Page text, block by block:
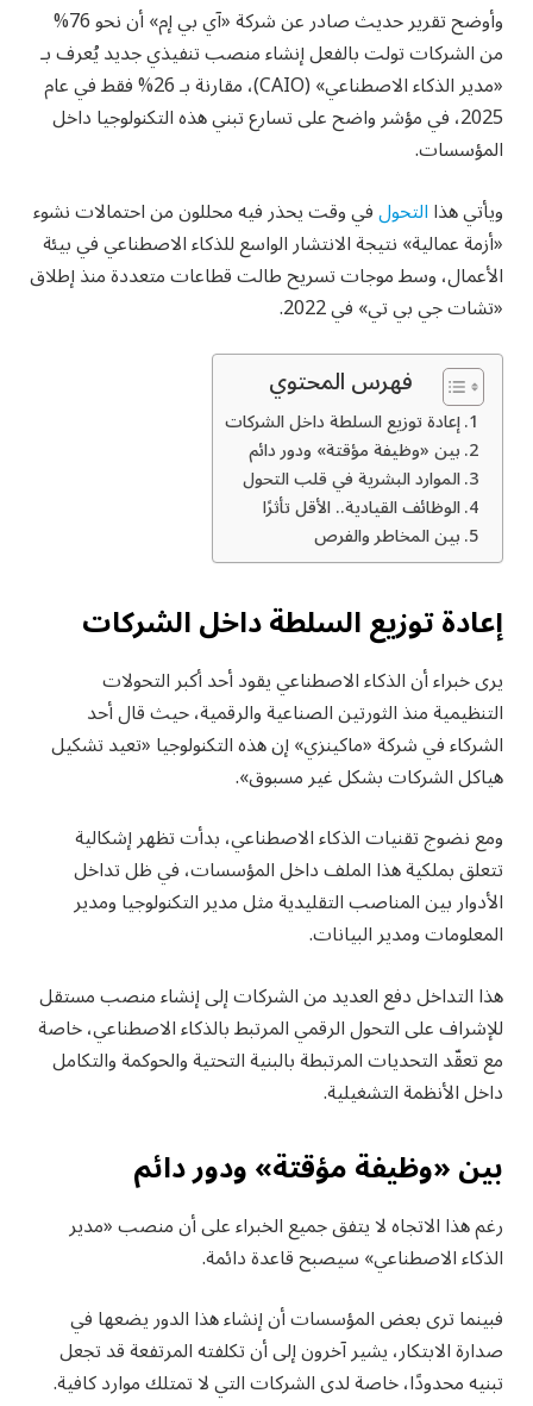
وأوضح تقرير حديث صادر عن شركة «آي بي إم» أن نحو 76%
من الشركات تولت بالفعل إنشاء منصب تنفيذي جديد يُعرف بـ
«مدير الذكاء الاصطناعي» (CAIO)، مقارنة بـ 26% فقط في عام
2025، في مؤشر واضح على تسارع تبني هذه التكنولوجيا داخل
المؤسسات.
ويأتي هذاالتحولفي وقت يحذر فيه محللون من احتمالات نشوء
«أزمة عمالية» نتيجة الانتشار الواسع للذكاء الاصطناعي في بيئة
الأعمال، وسط موجات تسريح طالت قطاعات متعددة منذ إطلاق
«تشات جي بي تي» في 2022.
فهرس المحتوي
إعادة توزيع السلطة داخل الشركات
بين «وظيفة مؤقتة» ودور دائم
الموارد البشرية في قلب التحول
الوظائف القيادية.. الأقل تأثرًا
بين المخاطر والفرص
إعادة توزيع السلطة داخل الشركات
يرى خبراء أن الذكاء الاصطناعي يقود أحد أكبر التحولات
التنظيمية منذ الثورتين الصناعية والرقمية، حيث قال أحد
الشركاء في شركة «ماكينزي» إن هذه التكنولوجيا «تعيد تشكيل
هياكل الشركات بشكل غير مسبوق».
ومع نضوج تقنيات الذكاء الاصطناعي، بدأت تظهر إشكالية
تتعلق بملكية هذا الملف داخل المؤسسات، في ظل تداخل
الأدوار بين المناصب التقليدية مثل مدير التكنولوجيا ومدير
المعلومات ومدير البيانات.
هذا التداخل دفع العديد من الشركات إلى إنشاء منصب مستقل
للإشراف على التحول الرقمي المرتبط بالذكاء الاصطناعي، خاصة
مع تعقّد التحديات المرتبطة بالبنية التحتية والحوكمة والتكامل
داخل الأنظمة التشغيلية.
بين «وظيفة مؤقتة» ودور دائم
رغم هذا الاتجاه لا يتفق جميع الخبراء على أن منصب «مدير
الذكاء الاصطناعي» سيصبح قاعدة دائمة.
فبينما ترى بعض المؤسسات أن إنشاء هذا الدور يضعها في
صدارة الابتكار، يشير آخرون إلى أن تكلفته المرتفعة قد تجعل
تبنيه محدودًا، خاصة لدى الشركات التي لا تمتلك موارد كافية.